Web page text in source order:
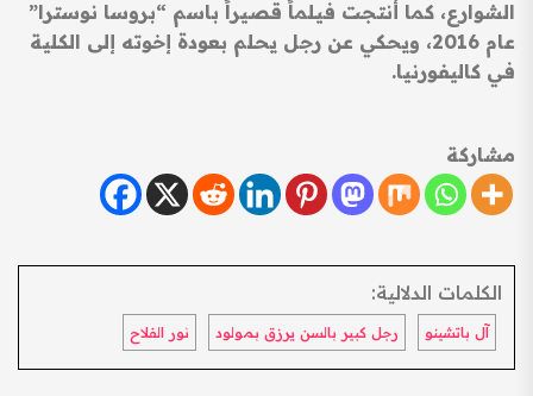
الشوارع، كما أنتجت فيلماً قصيراً باسم “بروسا نوسترا”
عام 2016، ويحكي عن رجل يحلم بعودة إخوته إلى الكلية
في كاليفورنيا.
مشاركة
الكلمات الدلالية:
آل باتشينو رجل كبير بالسن يرزق بمولود نور الفلاح